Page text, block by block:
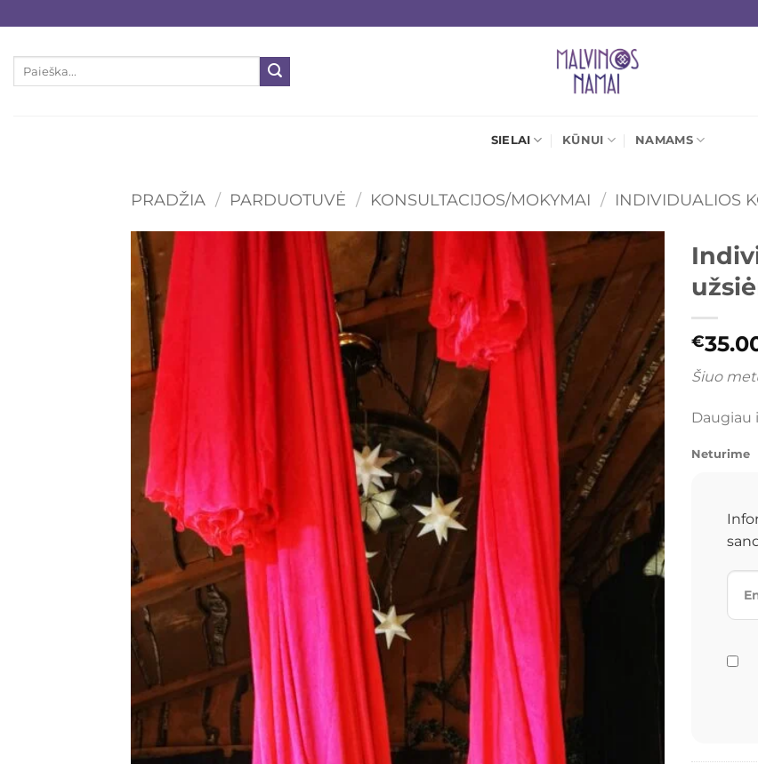
to
content
Ieškoti:
SIELAI KŪNUI NAMAMS
PRADŽIA / PARDUOTUVĖ / KONSULTACIJOS/MOKYMAI / INDIVIDUALIOS
Mėgstamiausias
€
Šiuo
Daugiau
Neturime